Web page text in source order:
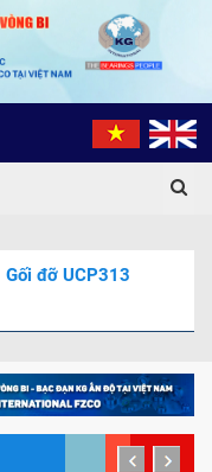
Gối đỡ UCP313
prev next